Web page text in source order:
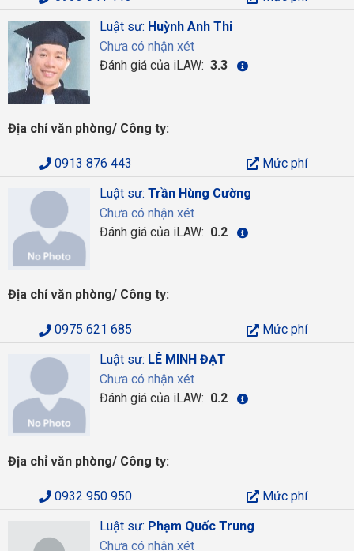
Luật sư: Huỳnh Anh Thi
Chưa có nhận xét
Đánh giá của iLAW: 3.3
Địa chỉ văn phòng/ Công ty:
0913 876 443
Mức phí
Luật sư: Trần Hùng Cường
Chưa có nhận xét
Đánh giá của iLAW: 0.2
Địa chỉ văn phòng/ Công ty:
0975 621 685
Mức phí
Luật sư: LÊ MINH ĐẠT
Chưa có nhận xét
Đánh giá của iLAW: 0.2
Địa chỉ văn phòng/ Công ty:
0932 950 950
Mức phí
Luật sư: Phạm Quốc Trung
Chưa có nhận xét